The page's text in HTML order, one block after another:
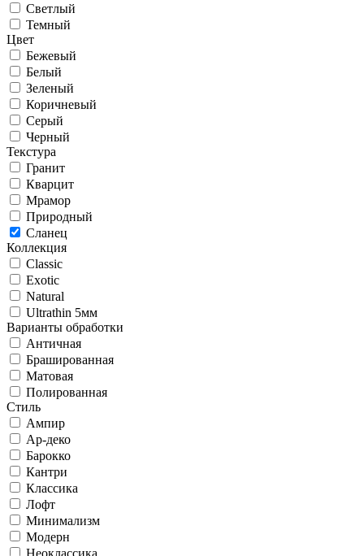
Светлый
Темный
Цвет
Бежевый
Белый
Зеленый
Коричневый
Серый
Черный
Текстура
Гранит
Кварцит
Мрамор
Природный
Сланец
Коллекция
Classic
Exotic
Natural
Ultrathin 5мм
Варианты обработки
Античная
Брашированная
Матовая
Полированная
Стиль
Ампир
Ар-деко
Барокко
Кантри
Классика
Лофт
Минимализм
Модерн
Неоклассика